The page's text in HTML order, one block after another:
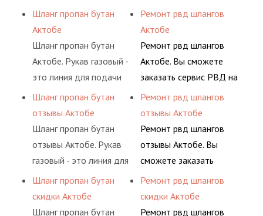
определенными
сжатого воздуха и
различных типов
сжиженного газа
(кислород, аргон, метан,
пропан, бутан,
определенными
Шланг пропан бутан
Актобе
Шланг пропан бутан
Актобе. Рукав газовый -
это линия для подачи
сжатого воздуха и
различных типов
сжиженного газа
(кислород, аргон, метан,
пропан, бутан,
определенными
элементами системы.
Шланг пропан бутан
отзывы Актобе
Шланг пропан бутан
отзывы Актобе. Рукав
газовый - это линия для
подачи сжатого
воздуха и различных
типов сжиженного газа
Шланг пропан бутан
скидки Актобе
Шланг пропан бутан
предприятия.
разовой основе либо на
условиях
долговременного
комплексного
обслуживания
предприятия.
Ремонт рвд шлангов
Актобе
Ремонт рвд шлангов
Актобе. Вы сможете
заказать сервис РВД на
разовой основе либо на
условиях
долговременного
комплексного
обслуживания
предприятия.
Ремонт рвд шлангов
отзывы Актобе
Ремонт рвд шлангов
отзывы Актобе. Вы
сможете заказать
сервис РВД на разовой
основе либо на
условиях
Ремонт рвд шлангов
скидки Актобе
Ремонт рвд шлангов